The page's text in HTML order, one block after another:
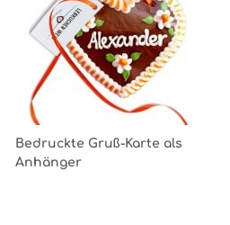
Bedruckte Gruß-Karte als
Anhänger